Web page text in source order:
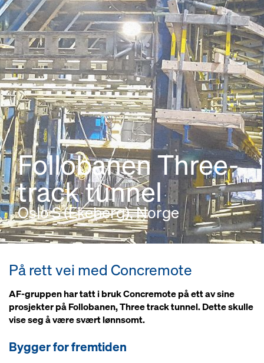
Follobanen Three-
track tunnel
Oslo S (Ekeberg), Norge
På rett vei med Concremote
AF-gruppen har tatt i bruk Concremote på ett av sine
prosjekter på Follobanen, Three track tunnel. Dette skulle
vise seg å være svært lønnsomt.
Bygger for fremtiden